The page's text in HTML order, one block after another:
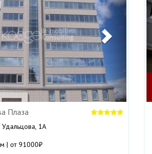
Плаза
1А
| от 91000₽